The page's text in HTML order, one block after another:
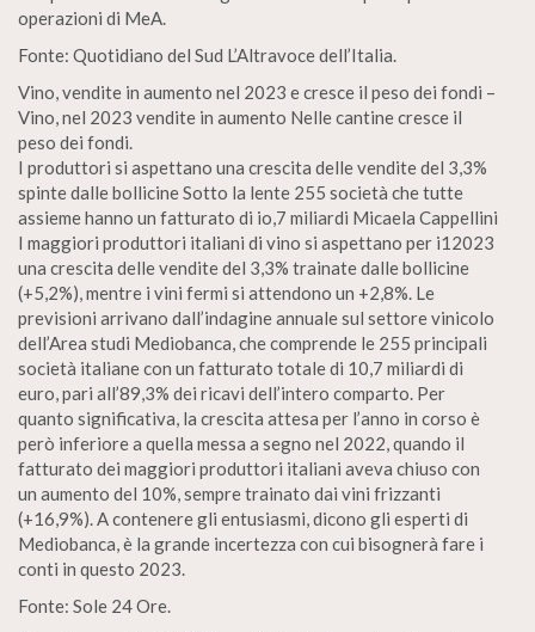
operazioni di MeA.
Fonte: Quotidiano del Sud L’Altravoce dell’Italia.
Vino, vendite in aumento nel 2023 e cresce il peso dei fondi –
Vino, nel 2023 vendite in aumento Nelle cantine cresce il
peso dei fondi.
I produttori si aspettano una crescita delle vendite del 3,3%
spinte dalle bollicine Sotto la lente 255 società che tutte
assieme hanno un fatturato di io,7 miliardi Micaela Cappellini
I maggiori produttori italiani di vino si aspettano per i12023
una crescita delle vendite del 3,3% trainate dalle bollicine
(+5,2%), mentre i vini fermi si attendono un +2,8%. Le
previsioni arrivano dall’indagine annuale sul settore vinicolo
dell’Area studi Mediobanca, che comprende le 255 principali
società italiane con un fatturato totale di 10,7 miliardi di
euro, pari all’89,3% dei ricavi dell’intero comparto. Per
quanto significativa, la crescita attesa per l’anno in corso è
però inferiore a quella messa a segno nel 2022, quando il
fatturato dei maggiori produttori italiani aveva chiuso con
un aumento del 10%, sempre trainato dai vini frizzanti
(+16,9%). A contenere gli entusiasmi, dicono gli esperti di
Mediobanca, è la grande incertezza con cui bisognerà fare i
conti in questo 2023.
Fonte: Sole 24 Ore.